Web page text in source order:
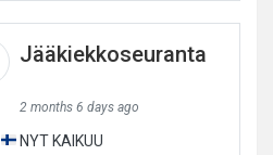
Jääkiekkoseuranta
2 months 6 days ago
NYT KAIKUU